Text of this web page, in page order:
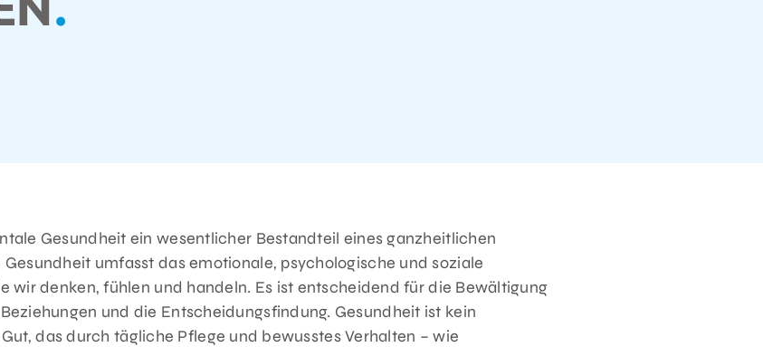
Gesundheit ein wesentlicher Bestandteil eines ganzheitlichen
umfasst das emotionale, psychologische und soziale
wir denken, fühlen und handeln. Es ist entscheidend für die Bewältigung
und die Entscheidungsfindung. Gesundheit ist kein
das durch tägliche Pflege und bewusstes Verhalten – wie